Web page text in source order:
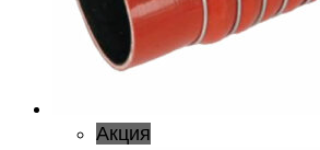
Акция